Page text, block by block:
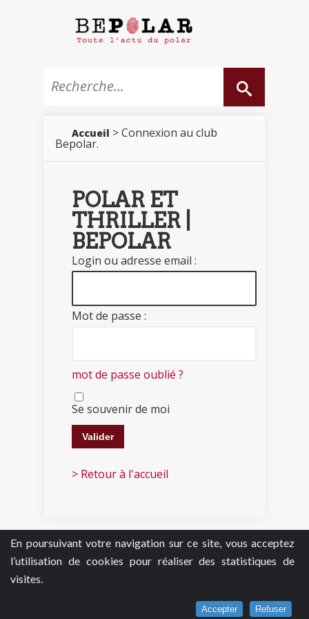
En poursuivant votre navigation sur ce site, vous acceptez
l’utilisation de cookies pour réaliser des statistiques de
visites.
Accepter Refuser
Accueil > Connexion au club
Bepolar.
POLAR ET
THRILLER |
BEPOLAR
Login ou adresse email :
Mot de passe :
mot de passe oublié ?
Se souvenir de moi
> Retour à l'accueil